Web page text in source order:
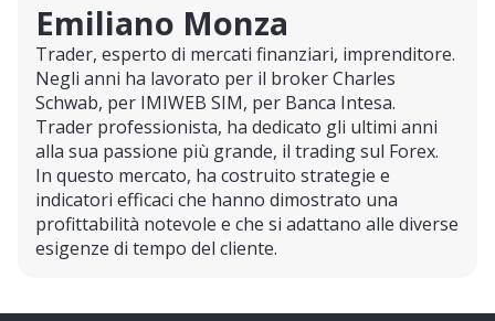
Emiliano Monza
Trader, esperto di mercati finanziari, imprenditore.
Negli anni ha lavorato per il broker Charles
Schwab, per IMIWEB SIM, per Banca Intesa.
Trader professionista, ha dedicato gli ultimi anni
alla sua passione più grande, il trading sul Forex.
In questo mercato, ha costruito strategie e
indicatori efficaci che hanno dimostrato una
profittabilità notevole e che si adattano alle diverse
esigenze di tempo del cliente.